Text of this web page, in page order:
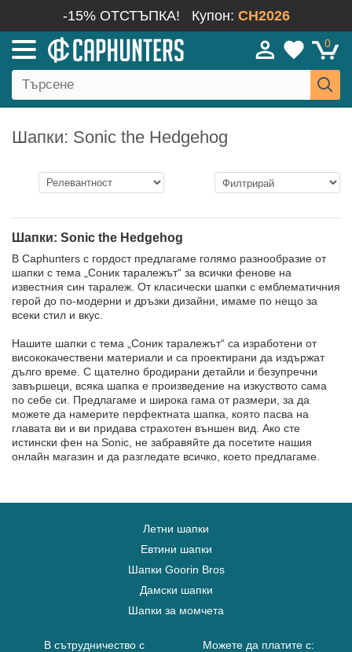
-15% ОТСТЪПКА! Купон: CH2026
0
Шапки: Sonic the Hedgehog
Шапки: Sonic the Hedgehog
В Caphunters с гордост предлагаме голямо разнообразие от
шапки с тема „Соник таралежът“ за всички фенове на
известния син таралеж. От класически шапки с емблематичния
герой до по-модерни и дръзки дизайни, имаме по нещо за
всеки стил и вкус.
Нашите шапки с тема „Соник таралежът“ са изработени от
висококачествени материали и са проектирани да издържат
дълго време. С щателно бродирани детайли и безупречни
завършеци, всяка шапка е произведение на изкуството сама
по себе си. Предлагаме и широка гама от размери, за да
можете да намерите перфектната шапка, която пасва на
главата ви и ви придава страхотен външен вид. Ако сте
истински фен на Sonic, не забравяйте да посетите нашия
онлайн магазин и да разгледате всичко, което предлагаме.
Летни шапки
Евтини шапки
Шапки Goorin Bros
Дамски шапки
Шапки за момчета
В сътрудничество с
Можете да платите с: